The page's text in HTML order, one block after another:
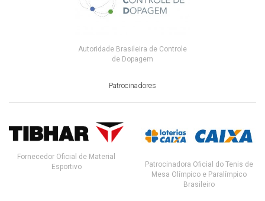
Autoridade Brasileira de Controle
de Dopagem
Patrocinadores
Fornecedor Oficial de Material
Esportivo
Patrocinadora Oficial do Tenis de
Mesa Olímpico e Paralímpico
Brasileiro